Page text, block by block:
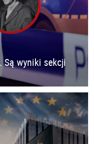
Są wyniki sekcji